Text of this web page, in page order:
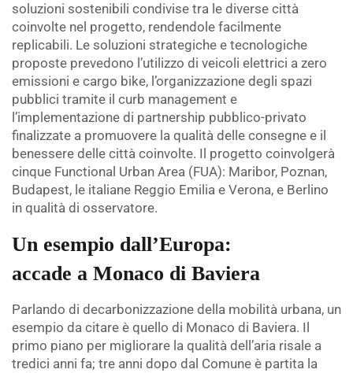
soluzioni sostenibili condivise tra le diverse città
coinvolte nel progetto, rendendole facilmente
replicabili. Le soluzioni strategiche e tecnologiche
proposte prevedono l’utilizzo di veicoli elettrici a zero
emissioni e cargo bike, l’organizzazione degli spazi
pubblici tramite il curb management e
l’implementazione di partnership pubblico-privato
finalizzate a promuovere la qualità delle consegne e il
benessere delle città coinvolte. Il progetto coinvolgerà
cinque Functional Urban Area (FUA): Maribor, Poznan,
Budapest, le italiane Reggio Emilia e Verona, e Berlino
in qualità di osservatore.
Un esempio dall’Europa:
accade a Monaco di Baviera
Parlando di decarbonizzazione della mobilità urbana, un
esempio da citare è quello di Monaco di Baviera. Il
primo piano per migliorare la qualità dell’aria risale a
tredici anni fa; tre anni dopo dal Comune è partita la